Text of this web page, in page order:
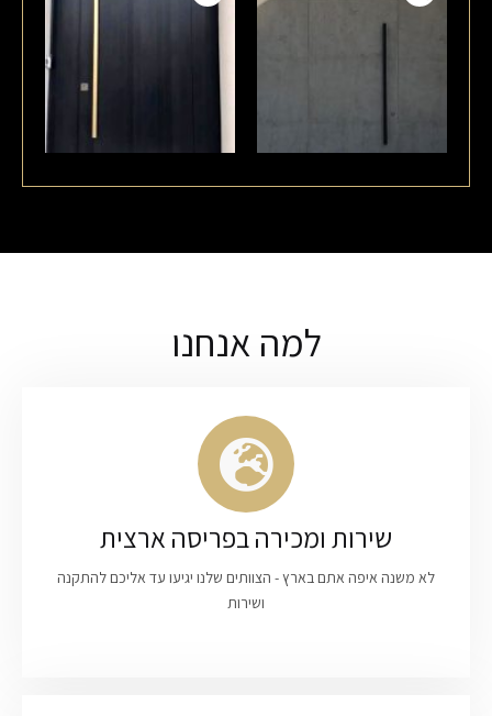
למה אנחנו
שירות ומכירה בפריסה ארצית
לא משנה איפה אתם בארץ - הצוותים שלנו יגיעו עד אליכם להתקנה
ושירות